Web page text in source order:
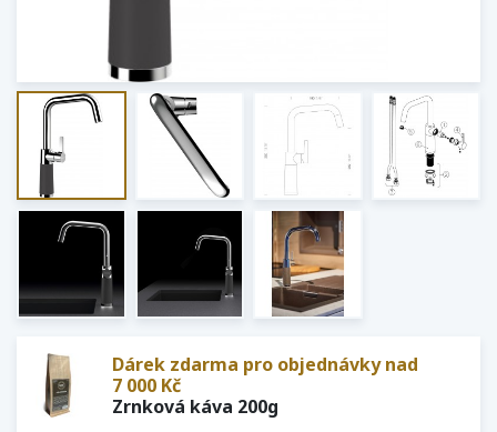
Dárek zdarma pro objednávky nad
7 000 Kč
Zrnková káva 200g